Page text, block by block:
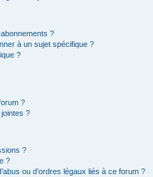
?
à un sujet spécifique ?
?
?
?
?
?
ou d’ordres légaux liés à ce forum ?